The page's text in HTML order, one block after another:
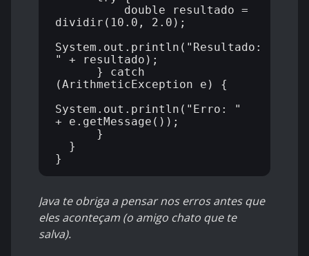
double resultado =
dividir(10.0, 2.0);
System.out.println("Resultado:
" + resultado);
} catch
(ArithmeticException e) {
System.out.println("Erro: "
+ e.getMessage());
}
}
Java te obriga a pensar nos erros antes que
eles aconteçam (o amigo chato que te
salva).